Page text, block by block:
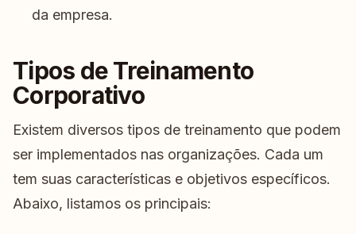
da empresa.
Tipos de Treinamento
Corporativo
Existem diversos tipos de treinamento que podem
ser implementados nas organizações. Cada um
tem suas características e objetivos específicos.
Abaixo, listamos os principais: